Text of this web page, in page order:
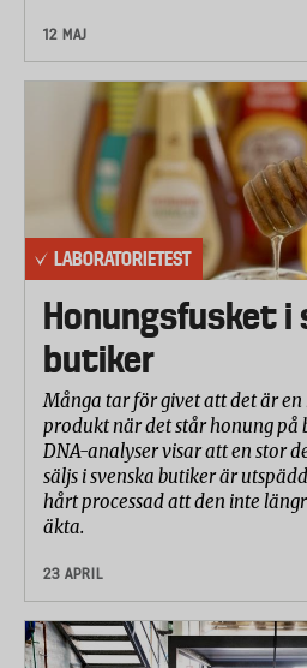
12 MAJ
LABORATORIETEST
Honungsfusket i
butiker
Många tar för givet att det är
produkt när det står honung på
DNA-analyser visar att en stor
säljs i svenska butiker är
hårt processad att den inte
äkta.
23 APRIL